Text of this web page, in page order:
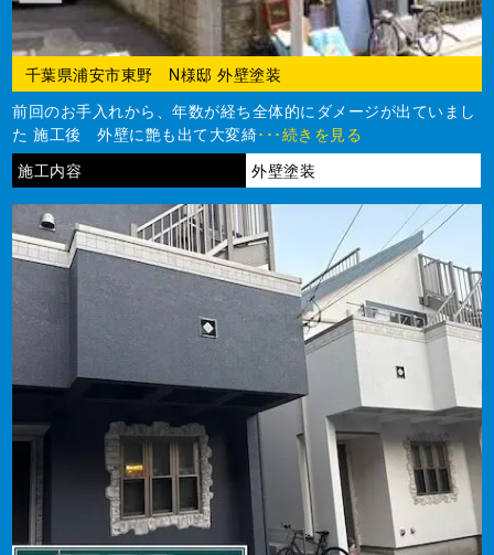
千葉県浦安市東野 N様邸 外壁塗装
前回のお手入れから、年数が経ち全体的にダメージが出ていまし
た 施工後 外壁に艶も出て大変綺･･･続きを見る
施工内容
外壁塗装